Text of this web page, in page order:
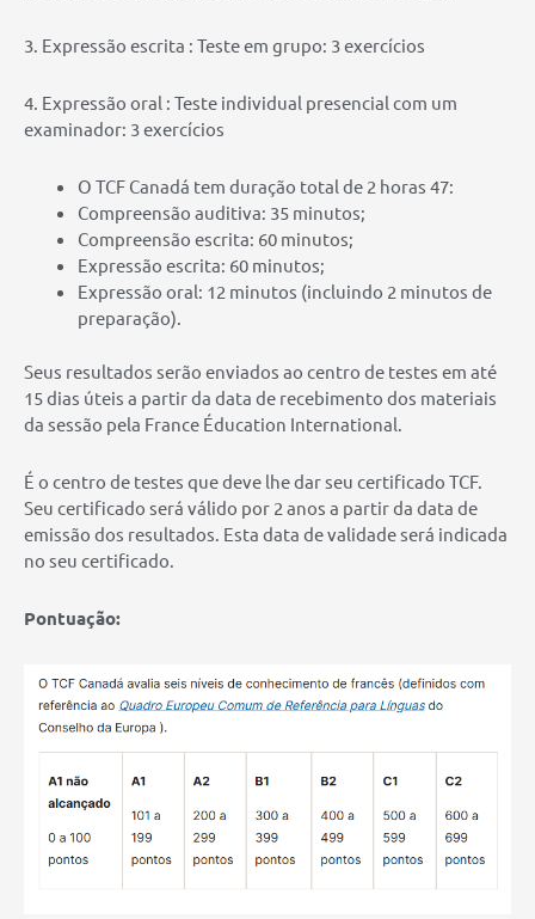
3. Expressão escrita : Teste em grupo: 3 exercícios
4. Expressão oral : Teste individual presencial com um
examinador: 3 exercícios
O TCF Canadá tem duração total de 2 horas 47:
Compreensão auditiva: 35 minutos;
Compreensão escrita: 60 minutos;
Expressão escrita: 60 minutos;
Expressão oral: 12 minutos (incluindo 2 minutos de
preparação).
Seus resultados serão enviados ao centro de testes em até
15 dias úteis a partir da data de recebimento dos materiais
da sessão pela France Éducation International.
É o centro de testes que deve lhe dar seu certificado TCF.
Seu certificado será válido por 2 anos a partir da data de
emissão dos resultados. Esta data de validade será indicada
no seu certificado.
Pontuação: